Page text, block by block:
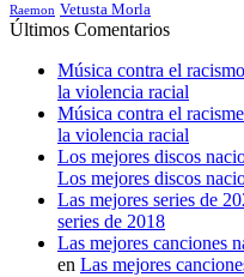
Raemon Vetusta Morla
Últimos Comentarios
Música contra el
la violencia racial
Música contra el
la violencia racial
Los mejores discos
Los mejores discos
Las mejores series de
series de 2018
Las mejores canciones
en Las mejores